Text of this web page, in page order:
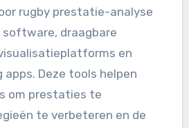
rugby prestatie-analyse
draagbare
en
Deze tools helpen
om prestaties te
te verbeteren en de